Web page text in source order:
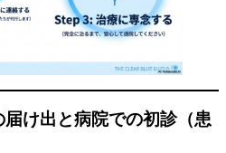
け出と病院での初診（患